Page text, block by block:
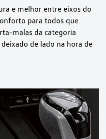
e melhor entre eixos do
para todos que
malas da categoria
de lado na hora de